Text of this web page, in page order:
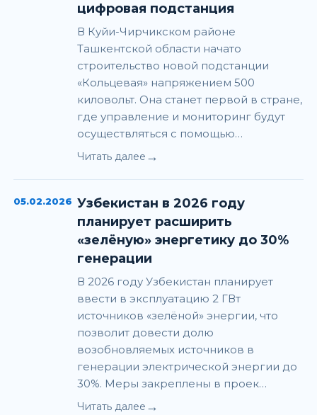
цифровая подстанция
В Куйи-Чирчикском районе
Ташкентской области начато
строительство новой подстанции
«Кольцевая» напряжением 500
киловольт. Она станет первой в стране,
где управление и мониторинг будут
осуществляться с помощью…
Читать далее →
05.02.2026 Узбекистан в 2026 году
планирует расширить
«зелёную» энергетику до 30%
генерации
В 2026 году Узбекистан планирует
ввести в эксплуатацию 2 ГВт
источников «зелёной» энергии, что
позволит довести долю
возобновляемых источников в
генерации электрической энергии до
30%. Меры закреплены в проек…
Читать далее →